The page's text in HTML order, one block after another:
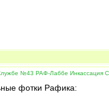
№43 РАФ-Лаббе Инкассация
фотки Рафика: